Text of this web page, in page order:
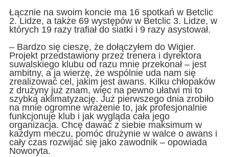
Łącznie na swoim koncie ma 16 spotkań w Betclic
2. Lidze, a także 69 występów w Betclic 3. Lidze, w
których 19 razy trafiał do siatki i 9 razy asystował.
– Bardzo się cieszę, że dołączyłem do Wigier.
Projekt przedstawiony przez trenera i dyrektora
suwalskiego klubu od razu mnie przekonał – jest
ambitny, a ja wierzę, że wspólnie uda nam się
zrealizować cel, jakim jest awans. Kilku chłopaków
z drużyny już znam, więc na pewno ułatwi mi to
szybką aklimatyzację. Już pierwszego dnia zrobiło
na mnie ogromne wrażenie to, jak profesjonalnie
funkcjonuje klub i jak wygląda cała jego
organizacja. Chcę dawać z siebie maksimum w
każdym meczu, pomóc drużynie w walce o awans i
cały czas rozwijać się jako zawodnik – opowiada
Noworyta.